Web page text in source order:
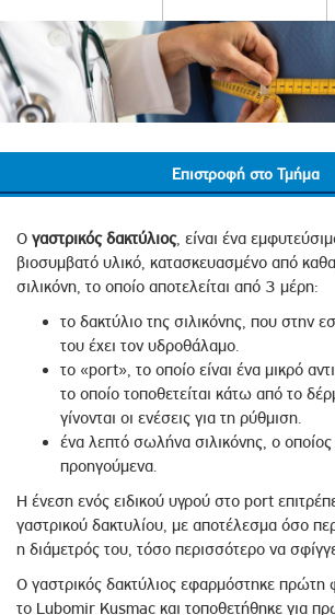
Επιστροφή στο Τμήμα
Ο γαστρικός δακτύλιος, είναι ένα
βιοσυµβατό υλικό, κατασκευασμένο από
σιλικόνη, το οποίο αποτελείται από 3 µέρη:
το δακτύλιο της σιλικόνης, που στην
του έχει τον υδροθάλαμο.
το «port», το οποίο είναι ένα µικρό
το οποίο τοποθετείται κάτω από το
γίνονται οι ενέσεις για τη ρύθμιση.
ένα λεπτό σωλήνα σιλικόνης, ο
προηγούμενα.
Η ένεση ενός ειδικού υγρού στο port
γαστρικού δακτυλίου, µε αποτέλεσμα όσο
η διάµετρός του, τόσο περισσότερο να
Ο γαστρικός δακτύλιος εφαρμόστηκε
το Lubomir Kusmac και τοποθετήθηκε για